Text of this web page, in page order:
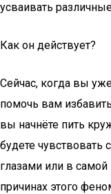
усваивать
Как он действует?
Сейчас, когда вы
помочь вам
вы начнёте пить
будете
глазами или в самой
причинах этого